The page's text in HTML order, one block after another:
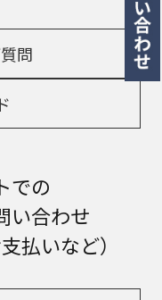
問
での
い合わせ
払いなど）